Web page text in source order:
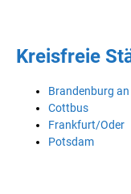
Kreisfreie
Brandenburg an
Cottbus
Frankfurt/Oder
Potsdam